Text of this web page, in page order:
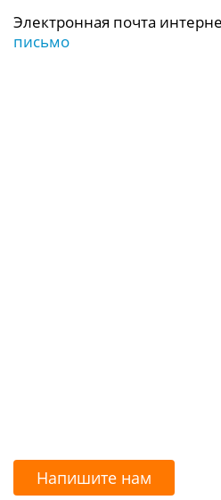
Электронная почта
письмо
Напишите нам